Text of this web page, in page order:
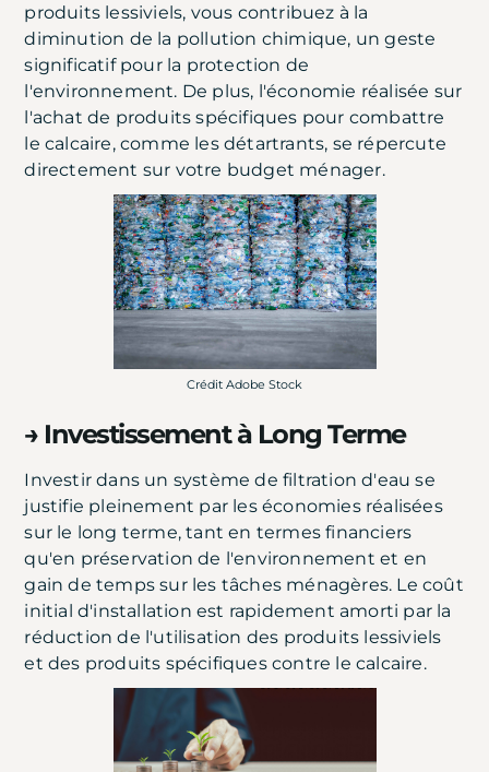
produits lessiviels, vous contribuez à la
diminution de la pollution chimique, un geste
significatif pour la protection de
l'environnement. De plus, l'économie réalisée sur
l'achat de produits spécifiques pour combattre
le calcaire, comme les détartrants, se répercute
directement sur votre budget ménager.
Crédit Adobe Stock
→ Investissement à Long Terme
Investir dans un système de filtration d'eau se
justifie pleinement par les économies réalisées
sur le long terme, tant en termes financiers
qu'en préservation de l'environnement et en
gain de temps sur les tâches ménagères. Le coût
initial d'installation est rapidement amorti par la
réduction de l'utilisation des produits lessiviels
et des produits spécifiques contre le calcaire.